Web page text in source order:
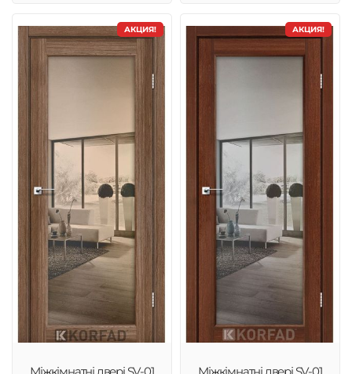
АКЦИЯ! АКЦИЯ!